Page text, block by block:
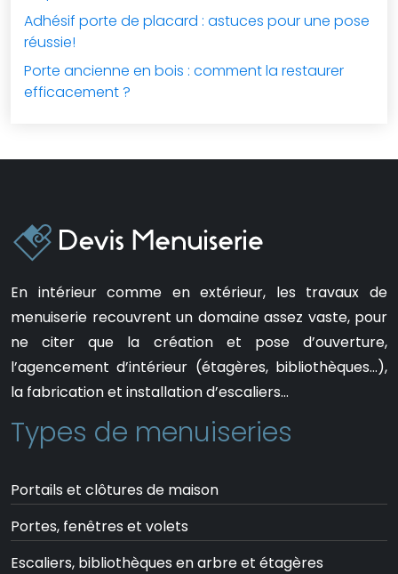
Adhésif porte de placard : astuces pour une pose
réussie!
Porte ancienne en bois : comment la restaurer
efficacement ?
En intérieur comme en extérieur, les travaux de
menuiserie recouvrent un domaine assez vaste, pour
ne citer que la création et pose d’ouverture,
l’agencement d’intérieur (étagères, bibliothèques…),
la fabrication et installation d’escaliers…
Types de menuiseries
Portails et clôtures de maison
Portes, fenêtres et volets
Escaliers, bibliothèques en arbre et étagères